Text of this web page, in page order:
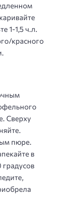
1-1,5 ч.л.
красного
Сверху
пюре.
в
градусов